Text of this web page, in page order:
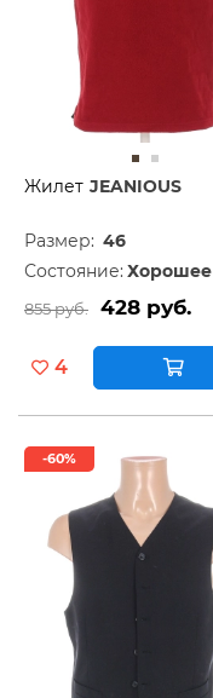
Жилет JEANIOUS
Размер: 46
Состояние: Хорошее
855 руб. 428 руб.
4
-60%